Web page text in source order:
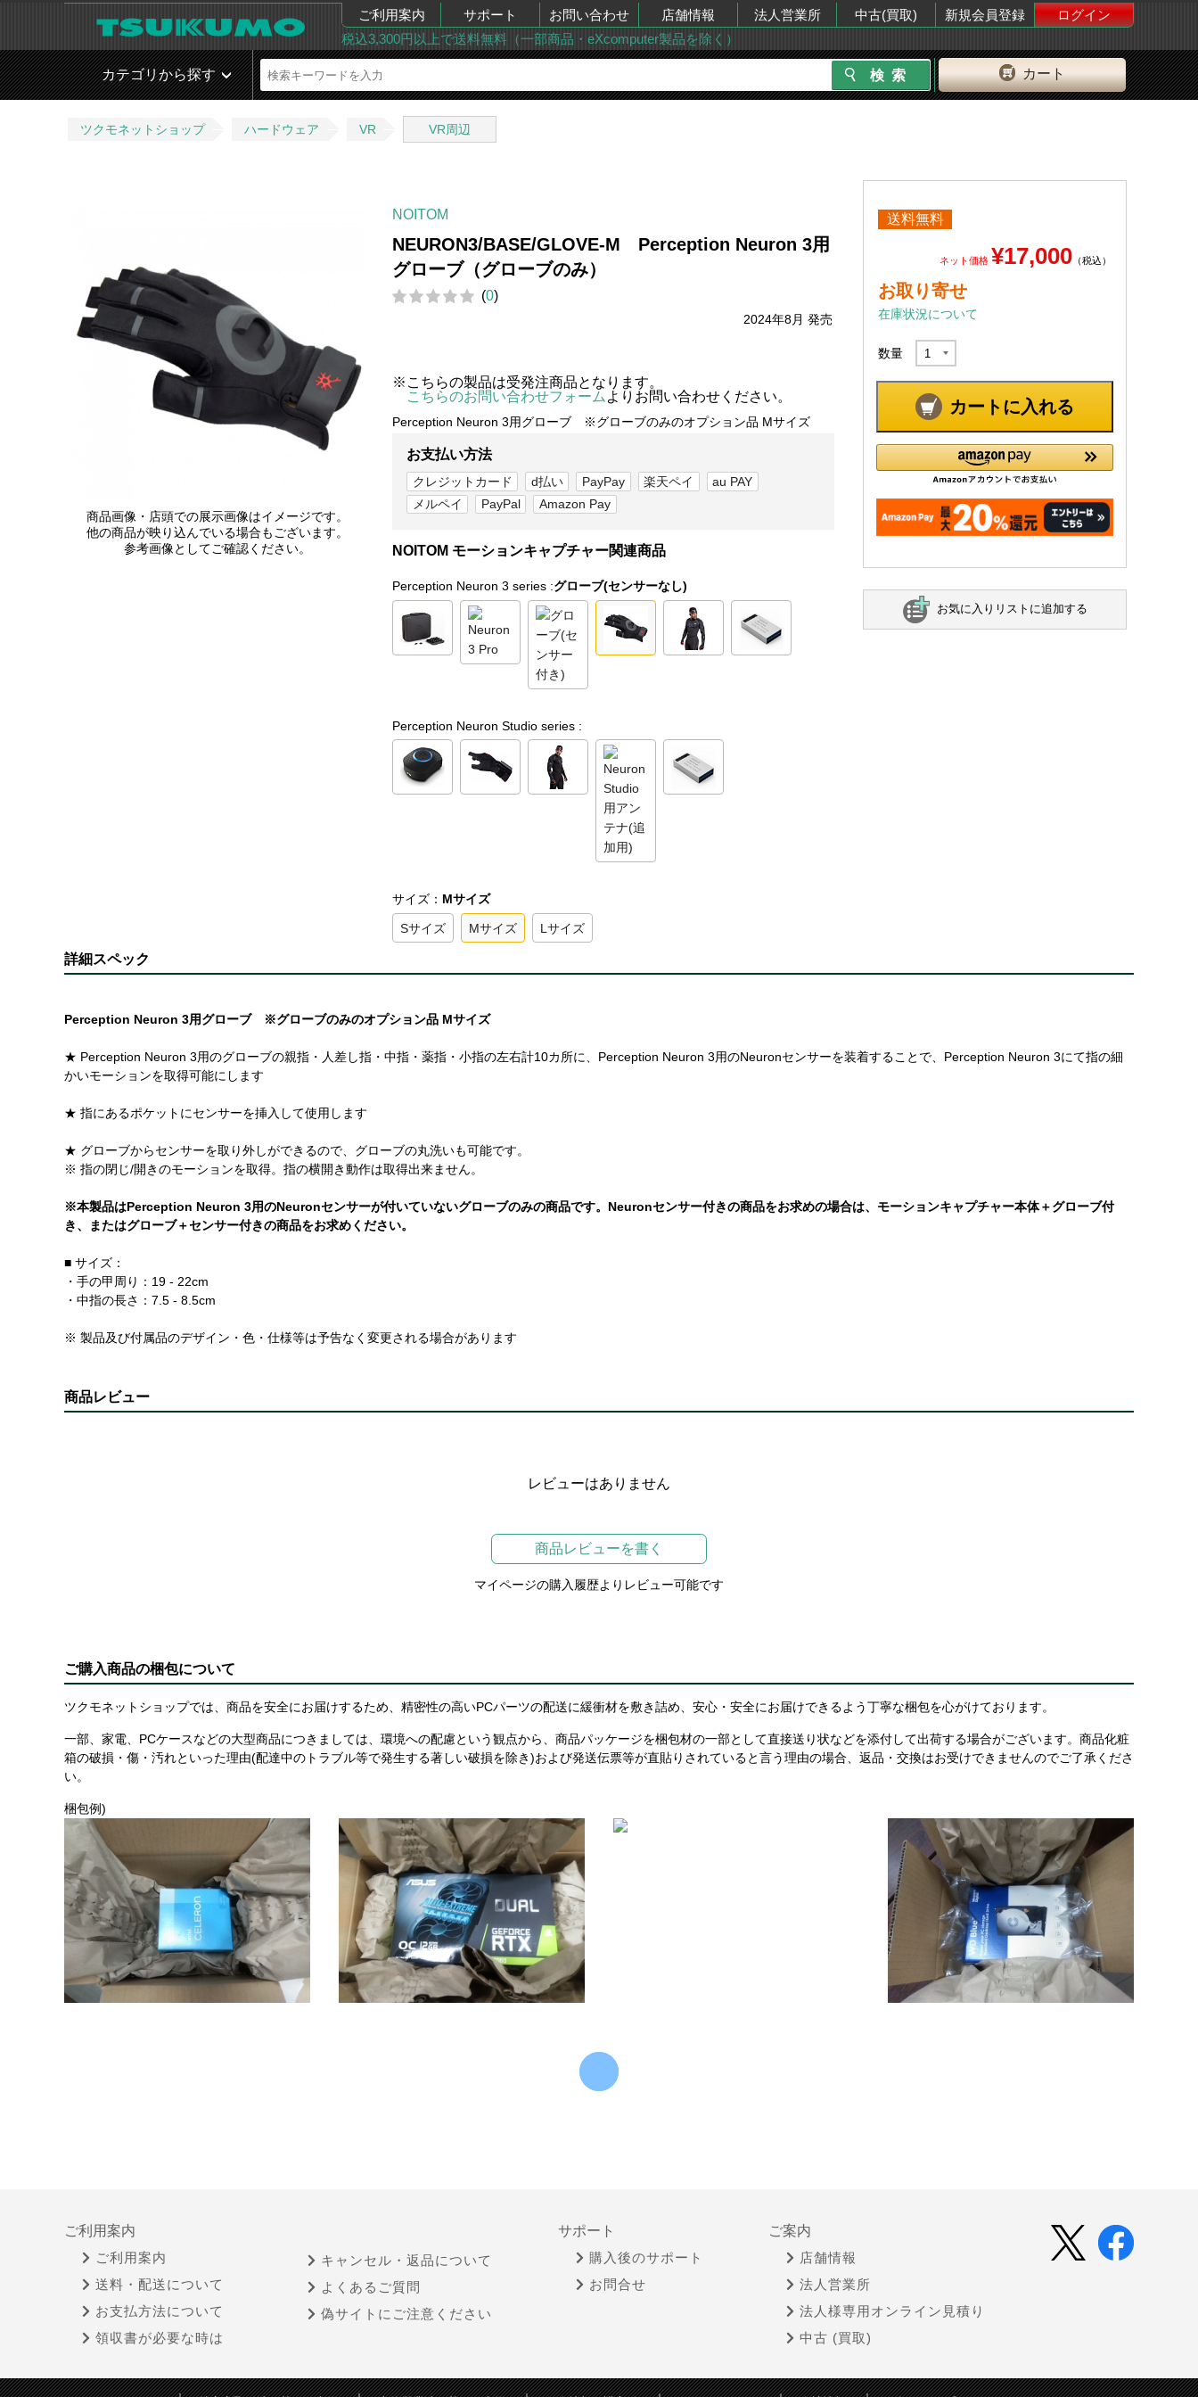
ご利用案内 サポート お問い合わせ 店舗情報 法人営業所 中古(買取) 新規会員登録
ログイン
税込3,300円以上で送料無料（一部商品・eXcomputer製品を除く）
カート
カテゴリから探す
ツクモネットショップ ハードウェア VR VR周辺
商品画像・店頭での展示画像はイメージです。
他の商品が映り込んでいる場合もございます。
参考画像としてご確認ください。
NOITOM
NEURON3/BASE/GLOVE-M Perception Neuron 3用
グローブ（グローブのみ）
(0)
2024年8月 発売
※こちらの製品は受発注商品となります。
こちらのお問い合わせフォーム よりお問い合わせください。
Perception Neuron 3用グローブ ※グローブのみのオプション品 Mサイズ
お支払い方法
クレジットカード d払い PayPay 楽天ペイ
au PAY
メルペイ
PayPal Amazon Pay
NOITOM モーションキャプチャー関連商品
Perception Neuron 3 series :グローブ(センサーなし)
Perception Neuron Studio series :
サイズ： Mサイズ
Sサイズ Mサイズ Lサイズ
送料無料
ネット価格 ¥17,000 （税込）
お取り寄せ
在庫状況について
数量
カートに入れる
お気に入りリストに追加する
詳細スペック
Perception Neuron 3用グローブ ※グローブのみのオプション品 Mサイズ
★ Perception Neuron 3用のグローブの親指・人差し指・中指・薬指・小指の左右計10カ所に、Perception Neuron 3用のNeuronセンサーを装着することで、Perception Neuron 3にて指の細
かいモーションを取得可能にします
★ 指にあるポケットにセンサーを挿入して使用します
★ グローブからセンサーを取り外しができるので、グローブの丸洗いも可能です。
※ 指の閉じ/開きのモーションを取得。指の横開き動作は取得出来ません。
※本製品はPerception Neuron 3用のNeuronセンサーが付いていないグローブのみの商品です。Neuronセンサー付きの商品をお求めの場合は、モーションキャプチャー本体＋グローブ付
き、またはグローブ＋センサー付きの商品をお求めください。
■ サイズ：
・手の甲周り：19 - 22cm
・中指の長さ：7.5 - 8.5cm
※ 製品及び付属品のデザイン・色・仕様等は予告なく変更される場合があります
商品レビュー
レビューはありません
商品レビューを書く
マイページの購入履歴よりレビュー可能です
ご購入商品の梱包について
ツクモネットショップでは、商品を安全にお届けするため、精密性の高いPCパーツの配送に緩衝材を敷き詰め、安心・安全にお届けできるよう丁寧な梱包を心がけております。
一部、家電、PCケースなどの大型商品につきましては、環境への配慮という観点から、商品パッケージを梱包材の一部として直接送り状などを添付して出荷する場合がございます。商品化粧
箱の破損・傷・汚れといった理由(配達中のトラブル等で発生する著しい破損を除き)および発送伝票等が直貼りされていると言う理由の場合、返品・交換はお受けできませんのでご了承くださ
い。
梱包例)
ご利用案内
ご利用案内
送料・配送について
お支払方法について
領収書が必要な時は
キャンセル・返品について
よくあるご質問
偽サイトにご注意ください
サポート
購入後のサポート
お問合せ
ご案内
店舗情報
法人営業所
法人様専用オンライン見積り
中古 (買取)